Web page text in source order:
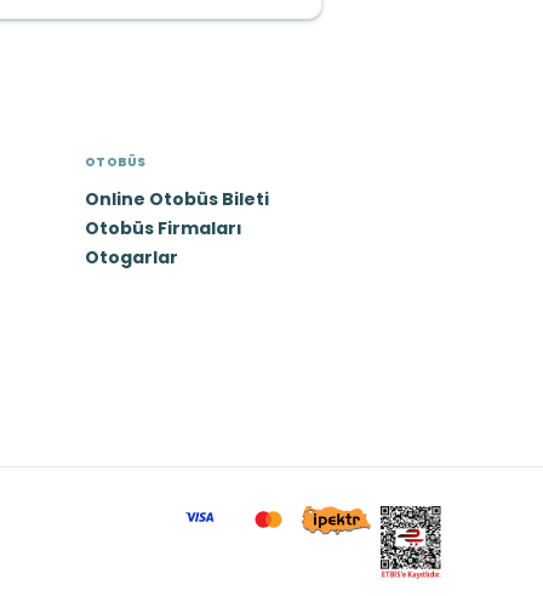
OTOBÜS
Online Otobüs Bileti
Otobüs Firmaları
Otogarlar